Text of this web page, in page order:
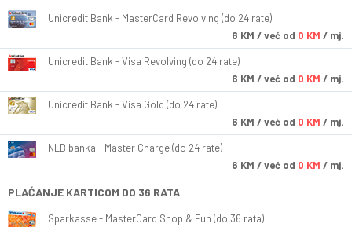
Unicredit Bank - MasterCard Revolving (do 24 rate)
6 KM / već od 0 KM / mj.
Unicredit Bank - Visa Revolving (do 24 rate)
6 KM / već od 0 KM / mj.
Unicredit Bank - Visa Gold (do 24 rate)
6 KM / već od 0 KM / mj.
NLB banka - Master Charge (do 24 rate)
6 KM / već od 0 KM / mj.
PLAĆANJE KARTICOM DO 36 RATA
Sparkasse - MasterCard Shop & Fun (do 36 rata)